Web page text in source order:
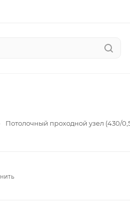
Потолочный проходной узел (430/